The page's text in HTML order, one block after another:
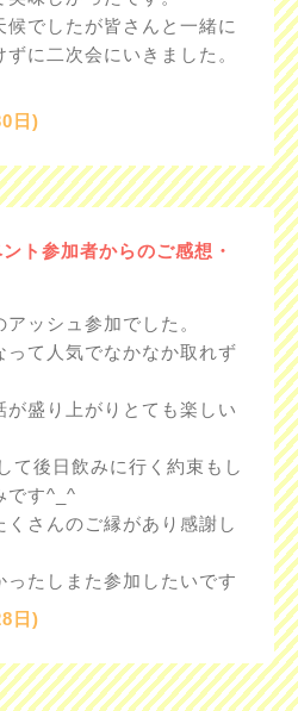
でしたが皆さんと一緒に
に二次会にいきました。
日)
ト参加者からのご感想・
ッシュ参加でした。
って人気でなかなか取れず
が盛り上がりとても楽しい
て後日飲みに行く約束もし
です^_^
さんのご縁があり感謝し
たしまた参加したいです
日)